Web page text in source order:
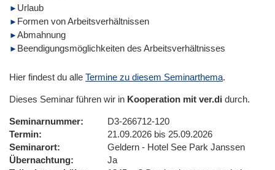
Urlaub
Formen von Arbeitsverhältnissen
Abmahnung
Beendigungsmöglichkeiten des Arbeitsverhältnisses
Hier findest du alle Termine zu diesem Seminarthema.
Dieses Seminar führen wir in Kooperation mit ver.di durch.
Seminarnummer
D3-266712-120
Termin
21.09.2026 bis 25.09.2026
Seminarort
Geldern - Hotel See Park Janssen
Übernachtung
Ja